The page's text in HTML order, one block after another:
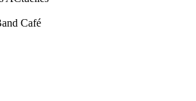
Café